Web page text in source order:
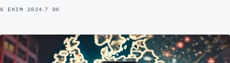
6 EKIM 2024 7 DK